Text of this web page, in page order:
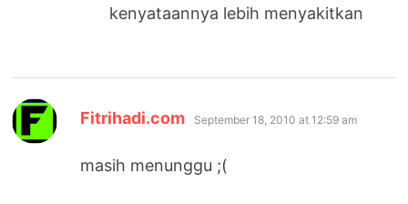
kenyataannya lebih menyakitkan
Fitrihadi.com says:
September 18, 2010 at 12:59 am
masih menunggu ;(